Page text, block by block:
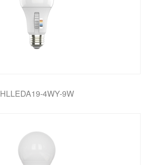
HLLEDA19-4WY-9W